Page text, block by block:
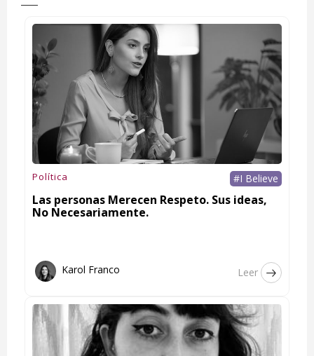
Política #I Believe
Las personas Merecen Respeto. Sus ideas,
No Necesariamente.
Karol Franco Leer